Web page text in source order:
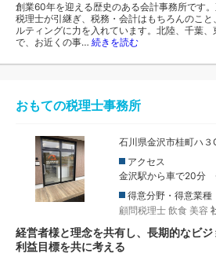
創業60年を迎える歴史のある会計事務所です
税理士が引継ぎ、税務・会計はもちろんのこ
ルティングに力を入れています。北陸、千葉
で、お近くの事… 続きを読む
おもての税理士事務所
石川県金沢市桂町ハ３
アクセス
金沢駅から車で20分
得意分野・得意業種
顧問税理士 飲食 美容
経営者様と理念を共有し、長期的なビ
利益目標を共に考える